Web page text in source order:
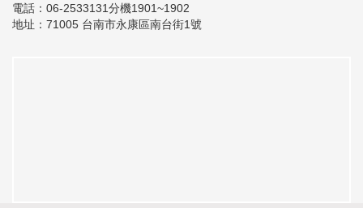
電話：06-2533131分機1901~1902
地址：71005 台南市永康區南台街1號